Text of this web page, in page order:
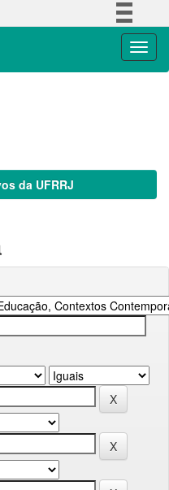
da UFRRJ